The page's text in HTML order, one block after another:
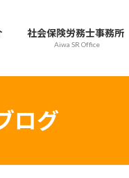
社会保険労務士事務所
Aiwa SR Office
ログ